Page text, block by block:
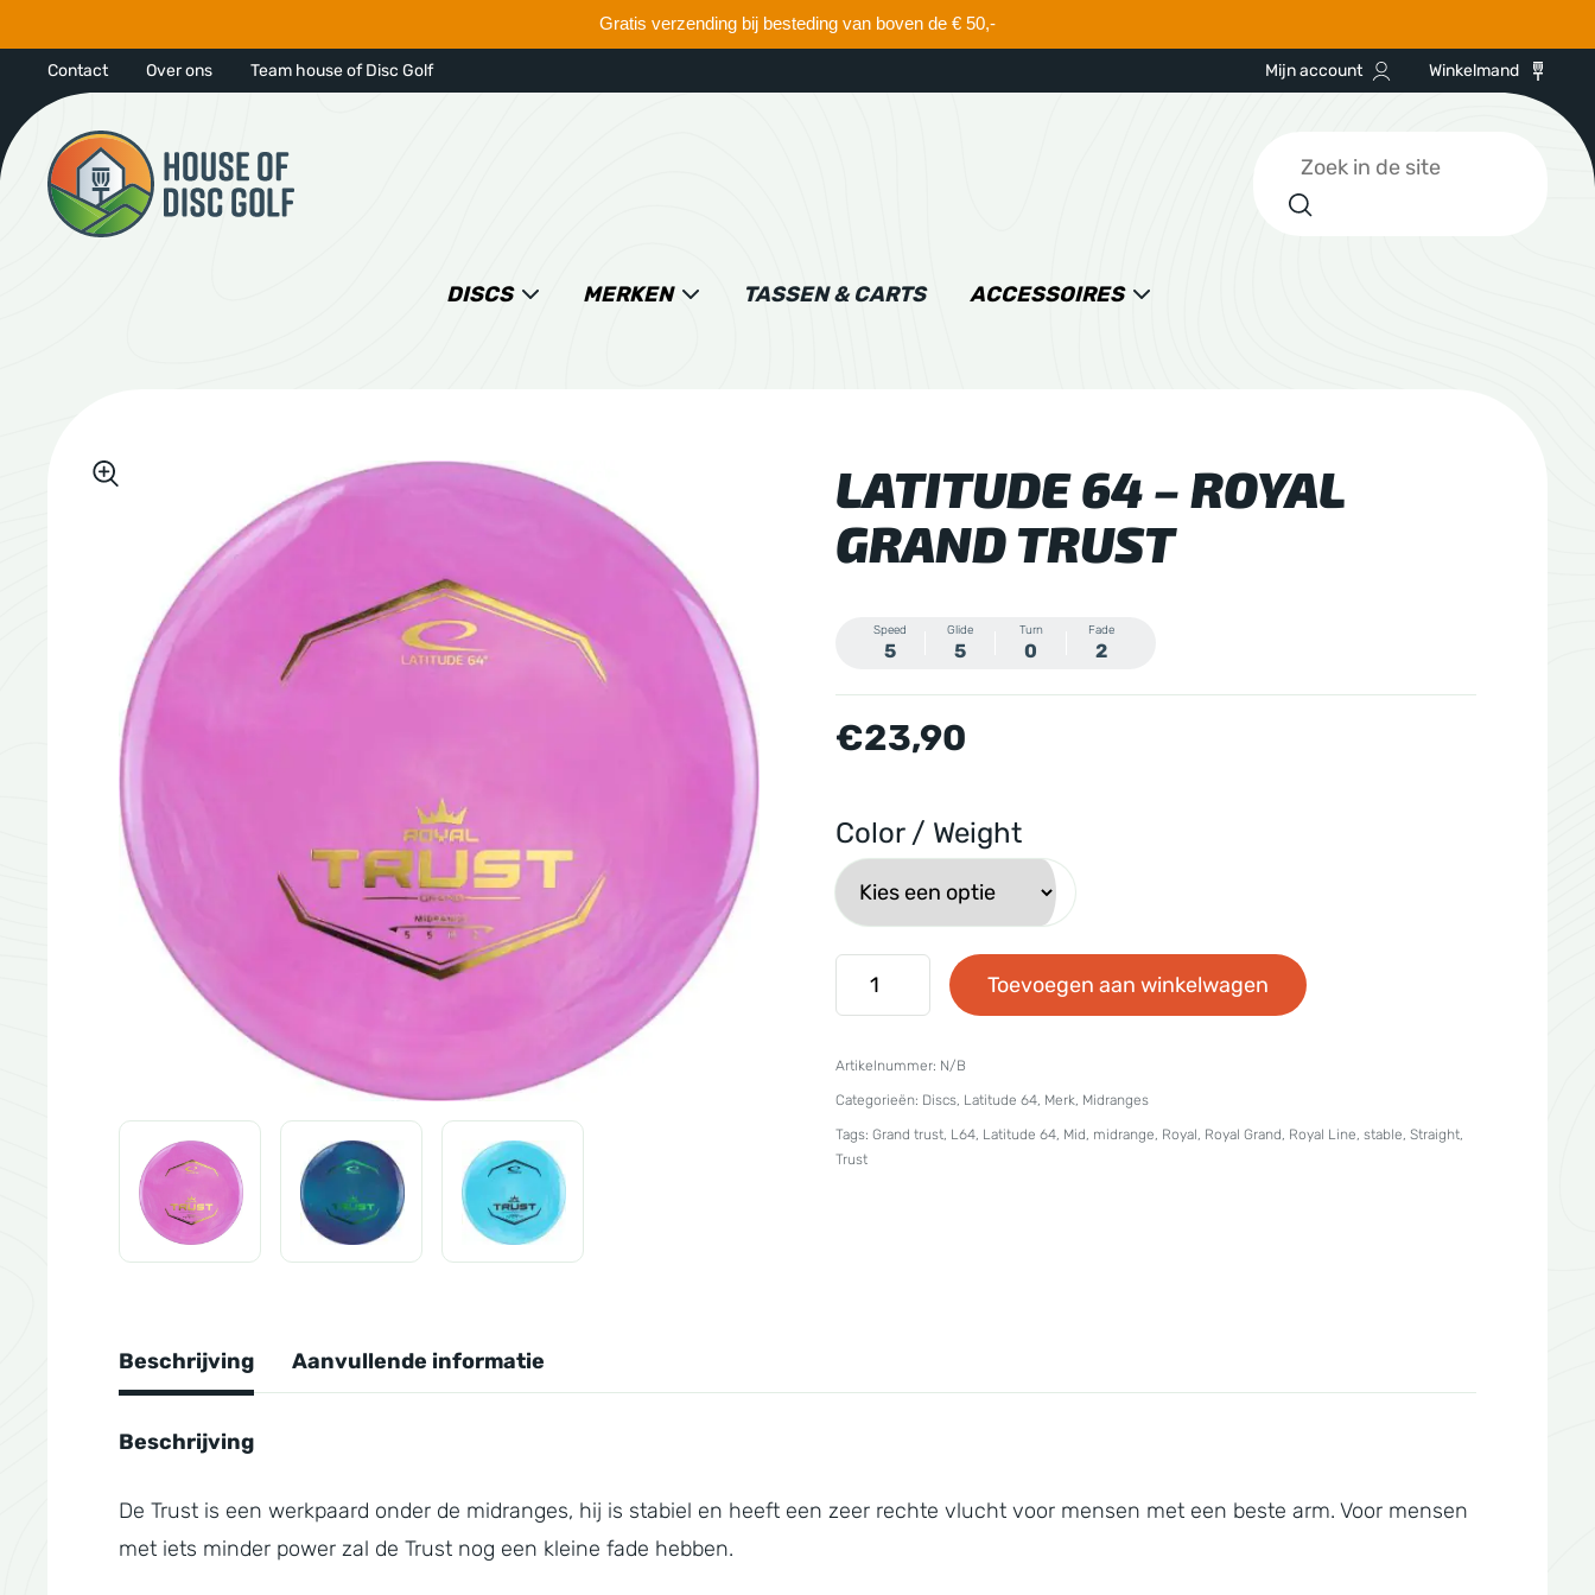
Gratis verzending bij besteding van boven de € 50,-
Contact Over ons Team house of Disc Golf Mijn account Winkelmand
DISCS MERKEN TASSEN & CARTS ACCESSOIRES
Zoeken
LATITUDE 64 – ROYAL
GRAND TRUST
Speed
5
Glide
5
Turn
0
Fade
2
€23,90
Color / Weight
Latitude
64
Grand
Trust
Toevoegen aan winkelwagen
Artikelnummer: N/B
Categorieën: Discs, Latitude 64, Merk, Midranges
Tags: Grand trust, L64, Latitude 64, Mid, midrange, Royal, Royal Grand, Royal Line, stable, Straight,
Trust
Beschrijving Aanvullende informatie
Beschrijving
De Trust is een werkpaard onder de midranges, hij is stabiel en heeft een zeer rechte vlucht voor mensen met een beste arm. Voor mensen
met iets minder power zal de Trust nog een kleine fade hebben.